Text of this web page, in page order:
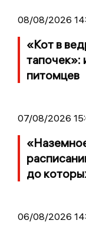
08/08/2026
«Кот в
тапочек»:
питомцев
07/08/2026
до
06/08/2026